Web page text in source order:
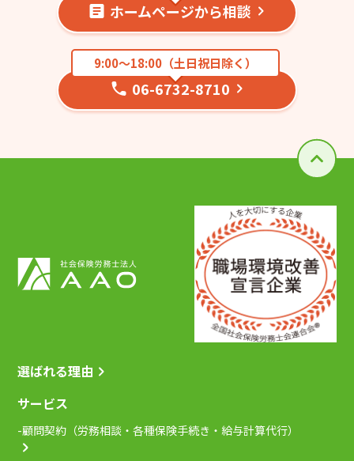
ホームページから相談
9:00〜18:00（土日祝日除く）
06-6732-8710
選ばれる理由
サービス
-顧問契約（労務相談・各種保険手続き・給与計算代行）